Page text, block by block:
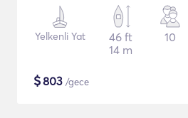
Yelkenli Yat
46 ft
14 m
10
$803 /gece